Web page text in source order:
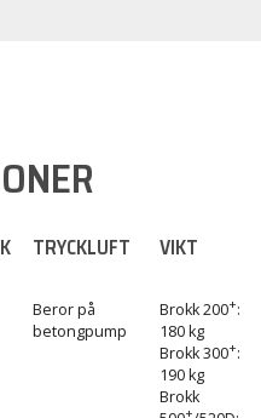
TRYCKLUFT VIKT
Beror på
betongpump
Brokk 200+:
180 kg
Brokk 300+:
190 kg
Brokk
+